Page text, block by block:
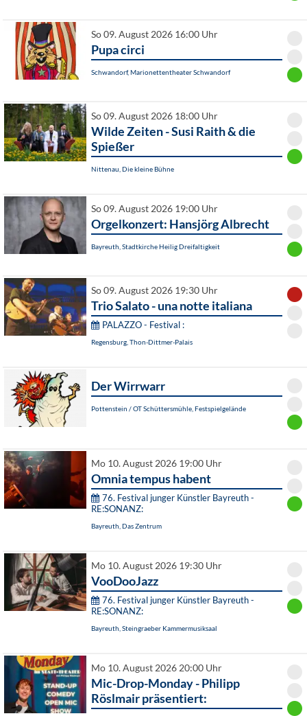
So 09. August 2026 16:00 Uhr
Pupa circi
Schwandorf, Marionettentheater Schwandorf
So 09. August 2026 18:00 Uhr
Wilde Zeiten - Susi Raith & die
Spießer
Nittenau, Die kleine Bühne
So 09. August 2026 19:00 Uhr
Orgelkonzert: Hansjörg Albrecht
Bayreuth, Stadtkirche Heilig Dreifaltigkeit
So 09. August 2026 19:30 Uhr
Trio Salato - una notte italiana
PALAZZO - Festival :
Regensburg, Thon-Dittmer-Palais
Der Wirrwarr
Pottenstein / OT Schüttersmühle, Festspielgelände
Mo 10. August 2026 19:00 Uhr
Omnia tempus habent
76. Festival junger Künstler Bayreuth -
RE:SONANZ:
Bayreuth, Das Zentrum
Mo 10. August 2026 19:30 Uhr
VooDooJazz
76. Festival junger Künstler Bayreuth -
RE:SONANZ:
Bayreuth, Steingraeber Kammermusiksaal
Mo 10. August 2026 20:00 Uhr
Mic-Drop-Monday - Philipp
Röslmair präsentiert: